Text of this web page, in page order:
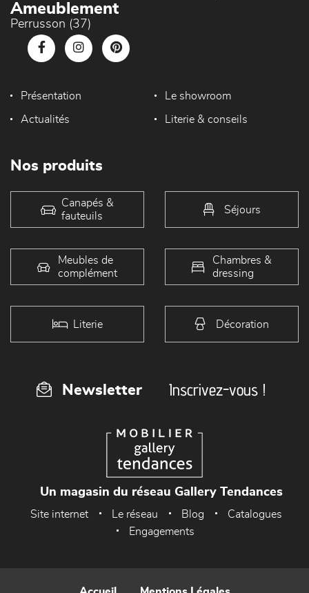
Ameublement
Perrusson (37)
Présentation Le showroom
Actualités Literie & conseils
Nos produits
Canapés &
fauteuils
Séjours
Meubles de
complément
Chambres &
dressing
Literie Décoration
Newsletter Inscrivez-vous !
Un magasin du réseau Gallery Tendances
Site internet Le réseau Blog
Catalogues
Engagements